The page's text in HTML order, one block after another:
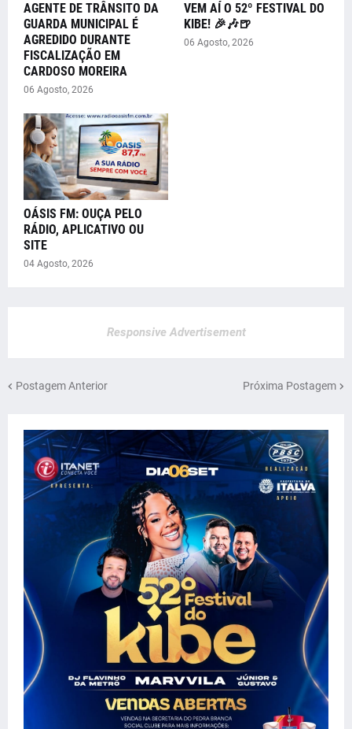
AGENTE DE TRÂNSITO DA
GUARDA MUNICIPAL É
AGREDIDO DURANTE
FISCALIZAÇÃO EM
CARDOSO MOREIRA
06 Agosto, 2026
VEM AÍ O 52º FESTIVAL DO
KIBE! 🎉🎶🍺
06 Agosto, 2026
OÁSIS FM: OUÇA PELO
RÁDIO, APLICATIVO OU
SITE
04 Agosto, 2026
Responsive Advertisement
Postagem Anterior Próxima Postagem